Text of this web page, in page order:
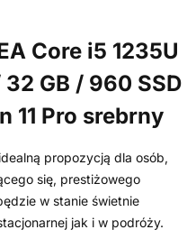
Core i5 1235U
GB / 960 SSD
11 Pro srebrny
propozycją dla osób,
się, prestiżowego
w stanie świetnie
jak i w podróży.